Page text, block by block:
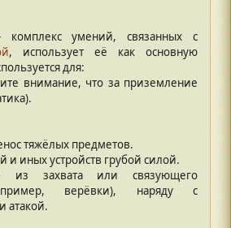
умений, связанных с
, использует её как основную
для:
внимание, что за приземление
тяжёлых предметов.
и иных устройств грубой силой.
из захвата или связующего
верёвки), наряду с
атакой.